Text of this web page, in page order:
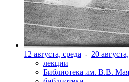
12 августа, среда - 20
лекции
Библиотека им. В.В.